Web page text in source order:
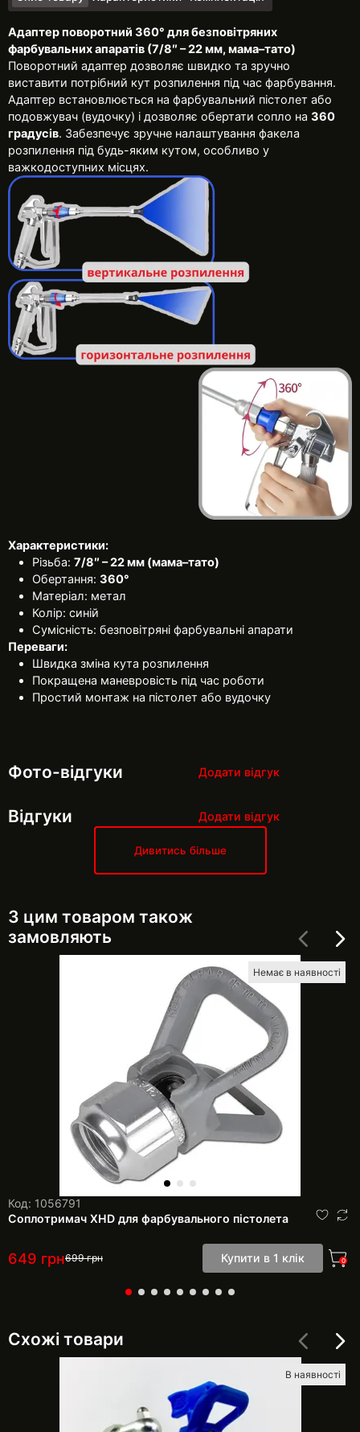
Адаптер поворотний 360° для безповітряних
фарбувальних апаратів (7/8″ – 22 мм, мама–тато)
Поворотний адаптер дозволяє швидко та зручно
виставити потрібний кут розпилення під час фарбування.
Адаптер встановлюється на фарбувальний пістолет або
подовжувач (вудочку) і дозволяє обертати сопло на 360
градусів. Забезпечує зручне налаштування факела
розпилення під будь-яким кутом, особливо у
важкодоступних місцях.
Характеристики:
Різьба: 7/8″ – 22 мм (мама–тато)
Обертання: 360°
Матеріал: метал
Колір: синій
Сумісність: безповітряні фарбувальні апарати
Переваги:
Швидка зміна кута розпилення
Покращена маневровість під час роботи
Простий монтаж на пістолет або вудочку
Фото-відгуки Додати відгук
Відгуки Додати відгук
Дивитись більше
З цим товаром також
замовляють
Немає в наявності
Код: 1056791
Соплотримач XHD для фарбувального пістолета
649 грн699грн Купити в 1 клік 0
Схожі товари
В наявності